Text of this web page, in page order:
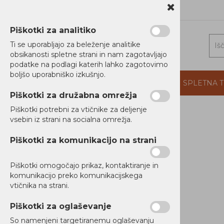
SPLETNA
RAČUNALNIKI
TISKALNIKI
MREŽNA OPREMA
NAPAJANJE
AUDIO / VIDEO
Piškotki za analitiko
Ti se uporabljajo za beleženje analitike
obsikanosti spletne strani in nam zagotavljajo
podatke na podlagi katerih lahko zagotovimo
boljšo uporabniško izkušnjo.
Piškotki za družabna omrežja
Piškotki potrebni za vtičnike za deljenje
vsebin iz strani na socialna omrežja.
Piškotki za komunikacijo na strani
Piškotki omogočajo prikaz, kontaktiranje in
komunikacijo preko komunikacijskega
vtičnika na strani.
Piškotki za oglaševanje
So namenjeni targetiranemu oglaševanju